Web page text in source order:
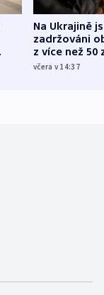
Na Ukrajině
zadržováni
z více než 50
Bojovali na
včera v 14:37